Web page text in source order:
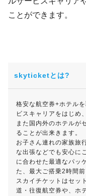
ことができます。
skyticketとは?
格安な航空券+ホテル
ビスキャリアをはじめ
また国内外のホテルが
ることが出来きます。
お子さん連れの家族旅
な出張などでも安心に
に合わせた最適なパッ
た、最大ご搭乗2時間前
スカイチケットはセッ
道・往復航空券や、ホ